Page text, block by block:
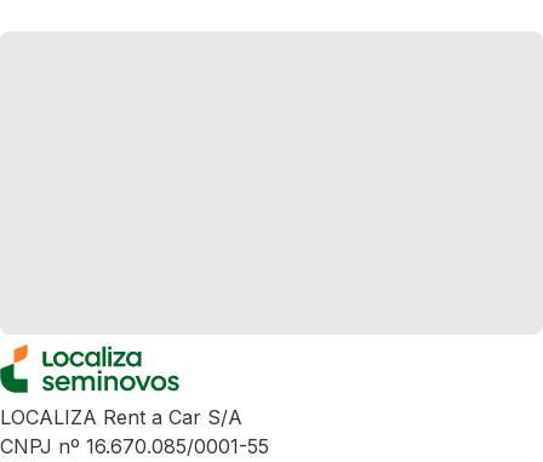
LOCALIZA Rent a Car S/A
CNPJ nº 16.670.085/0001-55